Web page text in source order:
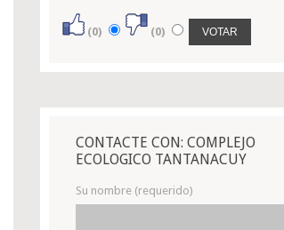
(0) (0)
CONTACTE CON: COMPLEJO
ECOLOGICO TANTANACUY
Su nombre (requerido)